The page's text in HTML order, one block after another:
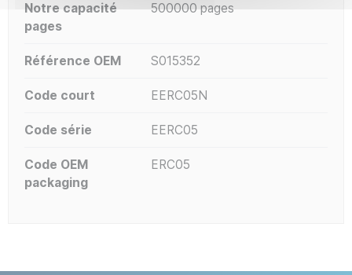
Notre capacité
pages
500000 pages
Référence OEM S015352
Code court EERC05N
Code série EERC05
Code OEM
packaging
ERC05